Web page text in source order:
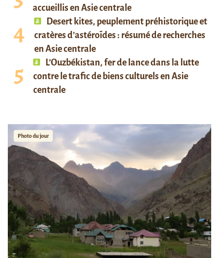
accueillis en Asie centrale
Desert kites, peuplement préhistorique et
cratères d’astéroïdes : résumé de recherches
en Asie centrale
L’Ouzbékistan, fer de lance dans la lutte
contre le trafic de biens culturels en Asie
centrale
Photo du jour